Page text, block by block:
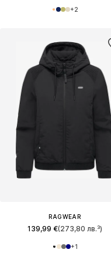
+2
RAGWEAR
139,99 €(273,80 лв.³)
+1